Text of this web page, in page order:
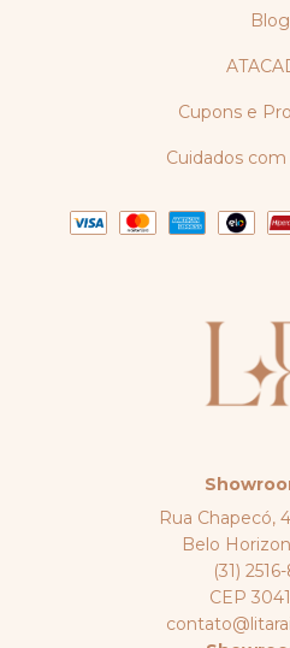
Blog
Cupons e
Cuidados
Rua Chapecó,
Belo
(31)
CEP